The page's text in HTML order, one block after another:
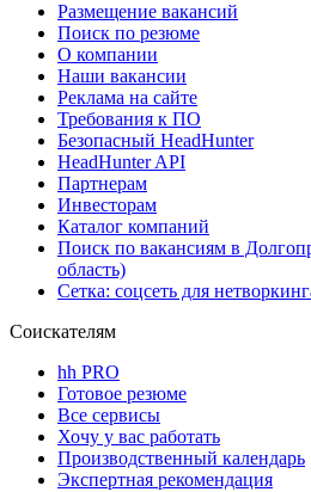
Размещение вакансий
Поиск по резюме
О компании
Наши вакансии
Реклама на сайте
Требования к ПО
Безопасный HeadHunter
HeadHunter API
Партнерам
Инвесторам
Каталог компаний
Поиск по вакансиям в
область)
Сетка: соцсеть для
Соискателям
hh PRO
Готовое резюме
Все сервисы
Хочу у вас работать
Производственный календарь
Экспертная рекомендация